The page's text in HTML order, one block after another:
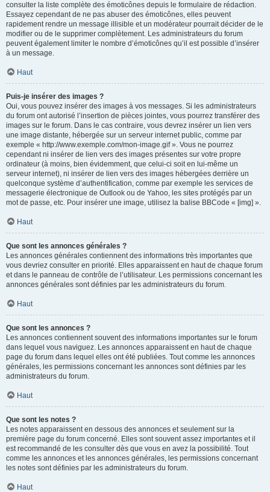
consulter la liste complète des émoticônes depuis le formulaire de rédaction.
Essayez cependant de ne pas abuser des émoticônes, elles peuvent
rapidement rendre un message illisible et un modérateur pourrait décider de le
modifier ou de le supprimer complètement. Les administrateurs du forum
peuvent également limiter le nombre d’émoticônes qu’il est possible d’insérer
à un message.
Haut
Puis-je insérer des images ?
Oui, vous pouvez insérer des images à vos messages. Si les administrateurs
du forum ont autorisé l’insertion de pièces jointes, vous pourrez transférer des
images sur le forum. Dans le cas contraire, vous devrez insérer un lien vers
une image distante, hébergée sur un serveur internet public, comme par
exemple « http://www.exemple.com/mon-image.gif ». Vous ne pourrez
cependant ni insérer de lien vers des images présentes sur votre propre
ordinateur (à moins, bien évidemment, que celui-ci soit en lui-même un
serveur internet), ni insérer de lien vers des images hébergées derrière un
quelconque système d’authentification, comme par exemple les services de
messagerie électronique de Outlook ou de Yahoo, les sites protégés par un
mot de passe, etc. Pour insérer une image, utilisez la balise BBCode « [img] ».
Haut
Que sont les annonces générales ?
Les annonces générales contiennent des informations très importantes que
vous devriez consulter en priorité. Elles apparaissent en haut de chaque forum
et dans le panneau de contrôle de l’utilisateur. Les permissions concernant les
annonces générales sont définies par les administrateurs du forum.
Haut
Que sont les annonces ?
Les annonces contiennent souvent des informations importantes sur le forum
dans lequel vous naviguez. Les annonces apparaissent en haut de chaque
page du forum dans lequel elles ont été publiées. Tout comme les annonces
générales, les permissions concernant les annonces sont définies par les
administrateurs du forum.
Haut
Que sont les notes ?
Les notes apparaissent en dessous des annonces et seulement sur la
première page du forum concerné. Elles sont souvent assez importantes et il
est recommandé de les consulter dès que vous en avez la possibilité. Tout
comme les annonces et les annonces générales, les permissions concernant
les notes sont définies par les administrateurs du forum.
Haut